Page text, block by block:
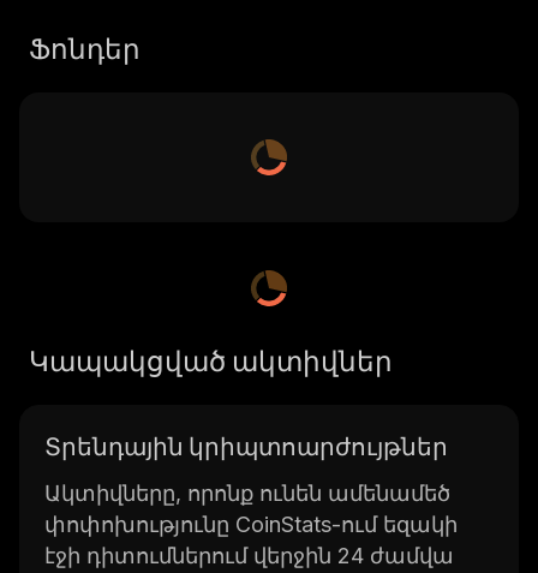
Ֆոնդեր
Կապակցված ակտիվներ
Տրենդային կրիպտոարժույթներ
Ակտիվները, որոնք ունեն ամենամեծ
փոփոխությունը CoinStats-ում եզակի
էջի դիտումներում վերջին 24 ժամվա